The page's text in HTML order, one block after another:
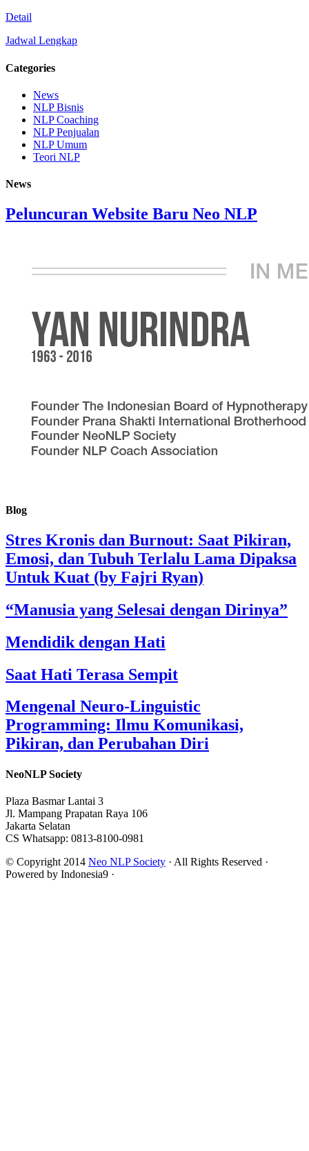
Detail
Jadwal Lengkap
Categories
News
NLP Bisnis
NLP Coaching
NLP Penjualan
NLP Umum
Teori NLP
News
Peluncuran Website Baru Neo NLP
Blog
Stres Kronis dan Burnout: Saat Pikiran,
Emosi, dan Tubuh Terlalu Lama Dipaksa
Untuk Kuat (by Fajri Ryan)
“Manusia yang Selesai dengan Dirinya”
Mendidik dengan Hati
Saat Hati Terasa Sempit
Mengenal Neuro-Linguistic
Programming: Ilmu Komunikasi,
Pikiran, dan Perubahan Diri
NeoNLP Society
Plaza Basmar Lantai 3
Jl. Mampang Prapatan Raya 106
Jakarta Selatan
CS Whatsapp: 0813-8100-0981
© Copyright 2014 Neo NLP Society · All Rights Reserved ·
Powered by Indonesia9 ·